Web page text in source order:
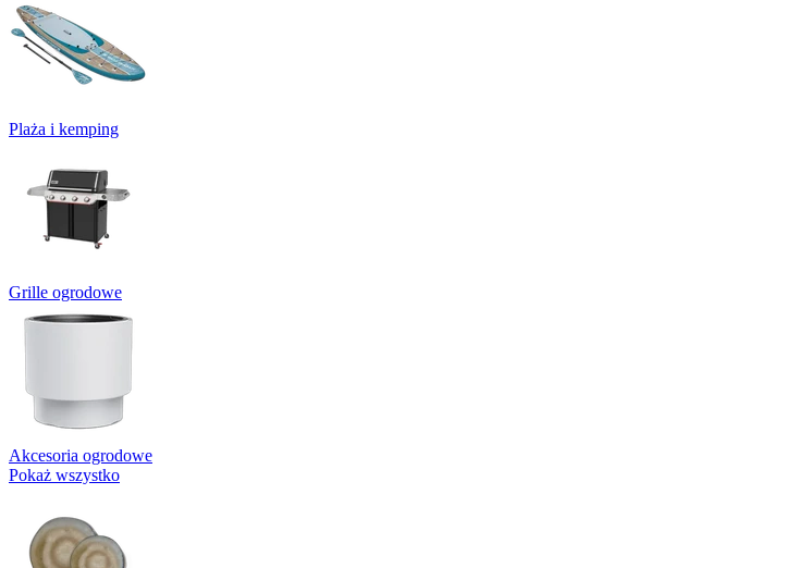
Plaża i kemping
Grille ogrodowe
Akcesoria ogrodowe
Pokaż wszystko